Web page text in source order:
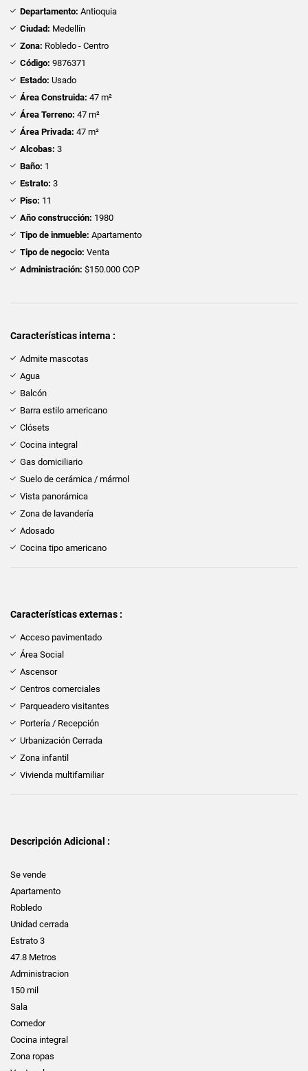
Departamento: Antioquia
Ciudad: Medellín
Zona: Robledo - Centro
Código: 9876371
Estado: Usado
Área Construida: 47 m²
Área Terreno: 47 m²
Área Privada: 47 m²
Alcobas: 3
Baño: 1
Estrato: 3
Piso: 11
Año construcción: 1980
Tipo de inmueble: Apartamento
Tipo de negocio: Venta
Administración: $150.000 COP
Características interna :
Admite mascotas
Agua
Balcón
Barra estilo americano
Clósets
Cocina integral
Gas domiciliario
Suelo de cerámica / mármol
Vista panorámica
Zona de lavandería
Adosado
Cocina tipo americano
Características externas :
Acceso pavimentado
Área Social
Ascensor
Centros comerciales
Parqueadero visitantes
Portería / Recepción
Urbanización Cerrada
Zona infantil
Vivienda multifamiliar
Descripción Adicional :
Se vende
Apartamento
Robledo
Unidad cerrada
Estrato 3
47.8 Metros
Administracion
150 mil
Sala
Comedor
Cocina integral
Zona ropas